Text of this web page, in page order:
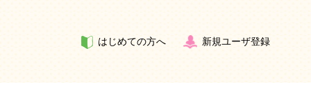
はじめての方へ 新規ユーザ登録